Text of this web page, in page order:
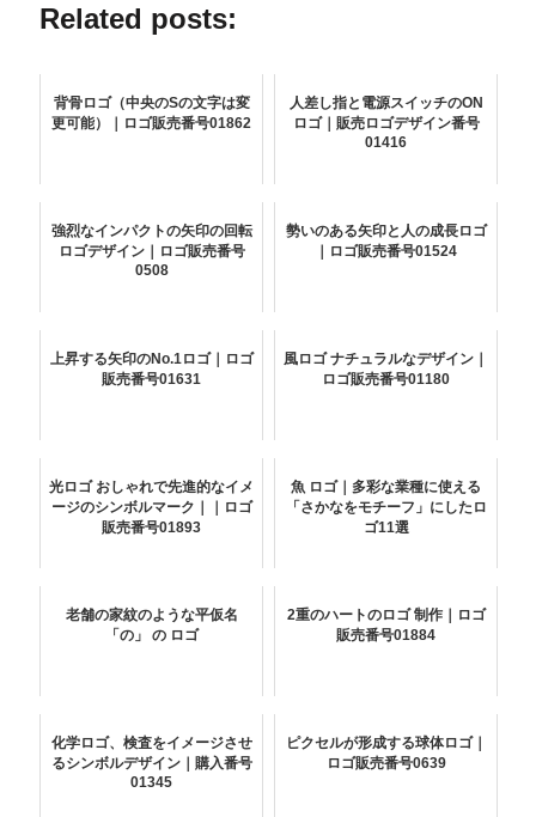
Related posts:
背骨ロゴ（中央のSの文字は変
更可能）｜ロゴ販売番号01862
人差し指と電源スイッチのON
ロゴ｜販売ロゴデザイン番号
01416
強烈なインパクトの矢印の回転
ロゴデザイン｜ロゴ販売番号
0508
勢いのある矢印と人の成長ロゴ
｜ロゴ販売番号01524
上昇する矢印のNo.1ロゴ｜ロゴ
販売番号01631
風ロゴ ナチュラルなデザイン｜
ロゴ販売番号01180
光ロゴ おしゃれで先進的なイメ
ージのシンボルマーク｜｜ロゴ
販売番号01893
魚 ロゴ｜多彩な業種に使える
「さかなをモチーフ」にしたロ
ゴ11選
老舗の家紋のような平仮名
「の」 の ロゴ
2重のハートのロゴ 制作｜ロゴ
販売番号01884
化学ロゴ、検査をイメージさせ
るシンボルデザイン｜購入番号
01345
ピクセルが形成する球体ロゴ｜
ロゴ販売番号0639